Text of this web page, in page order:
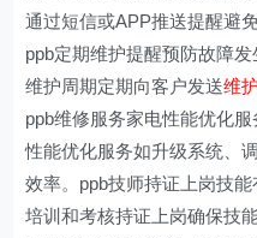
通过短信或APP推送提醒避
ppb定期维护提醒预防故障
维护周期定期向客户发送维
ppb维修服务家电性能优化
性能优化服务如升级系统、
效率。ppb技师持证上岗技
培训和考核持证上岗确保技